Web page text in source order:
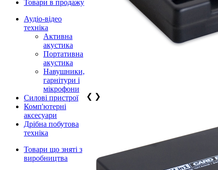
Товари в продажу
Аудіо-відео
техніка
Активна
акустика
Портативна
акустика
Навушники,
гарнітури і
мікрофони
Силові пристрої
Комп'ютерні
аксесуари
Дрібна побутова
техніка
Товари що зняті з
виробництва
❮ ❯